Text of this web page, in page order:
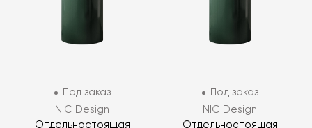
Под заказ
NIC Design
Отдельностоящая
Под заказ
NIC Design
Отдельностоящая